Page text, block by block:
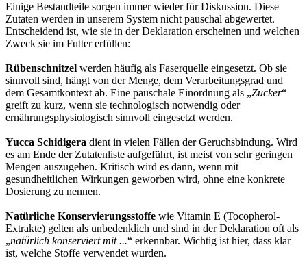
Einige Bestandteile sorgen immer wieder für Diskussion. Diese
Zutaten werden in unserem System nicht pauschal abgewertet.
Entscheidend ist, wie sie in der Deklaration erscheinen und welchen
Zweck sie im Futter erfüllen:
Rübenschnitzel werden häufig als Faserquelle eingesetzt. Ob sie
sinnvoll sind, hängt von der Menge, dem Verarbeitungsgrad und
dem Gesamtkontext ab. Eine pauschale Einordnung als „Zucker“
greift zu kurz, wenn sie technologisch notwendig oder
ernährungsphysiologisch sinnvoll eingesetzt werden.
Yucca Schidigera dient in vielen Fällen der Geruchsbindung. Wird
es am Ende der Zutatenliste aufgeführt, ist meist von sehr geringen
Mengen auszugehen. Kritisch wird es dann, wenn mit
gesundheitlichen Wirkungen geworben wird, ohne eine konkrete
Dosierung zu nennen.
Natürliche Konservierungsstoffe wie Vitamin E (Tocopherol-
Extrakte) gelten als unbedenklich und sind in der Deklaration oft als
„natürlich konserviert mit ...“ erkennbar. Wichtig ist hier, dass klar
ist, welche Stoffe verwendet wurden.